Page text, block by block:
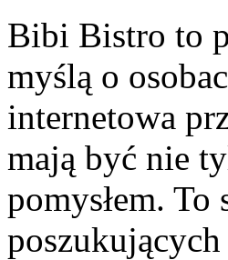
Bibi Bistro to
myślą o
internetowa
mają być nie
pomysłem.